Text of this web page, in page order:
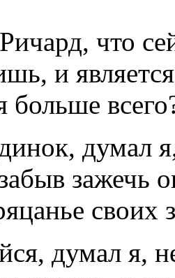
что
и
больше
думал
зажечь
своих
думал я,